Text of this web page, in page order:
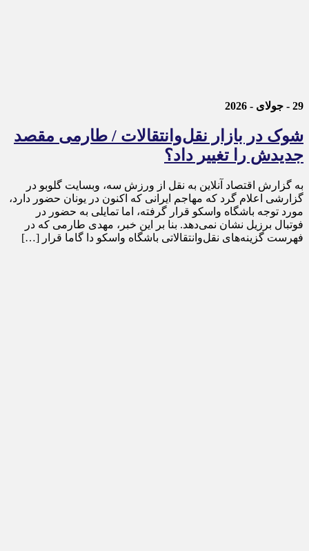
29 - جولای - 2026
شوک در بازار نقل‌وانتقالات / طارمی مقصد
جدیدش را تغییر داد؟
به گزارش اقتصاد آنلاین به نقل از ورزش سه، وبسایت گلوبو در
گزارشی اعلام گرد که مهاجم ایرانی که اکنون در یونان حضور دارد،
مورد توجه باشگاه واسکو قرار گرفته، اما تمایلی به حضور در
فوتبال برزیل نشان نمی‌دهد. بنا بر این خبر، مهدی طارمی که در
فهرست گزینه‌های نقل‌وانتقالاتی باشگاه واسکو دا گاما قرار […]